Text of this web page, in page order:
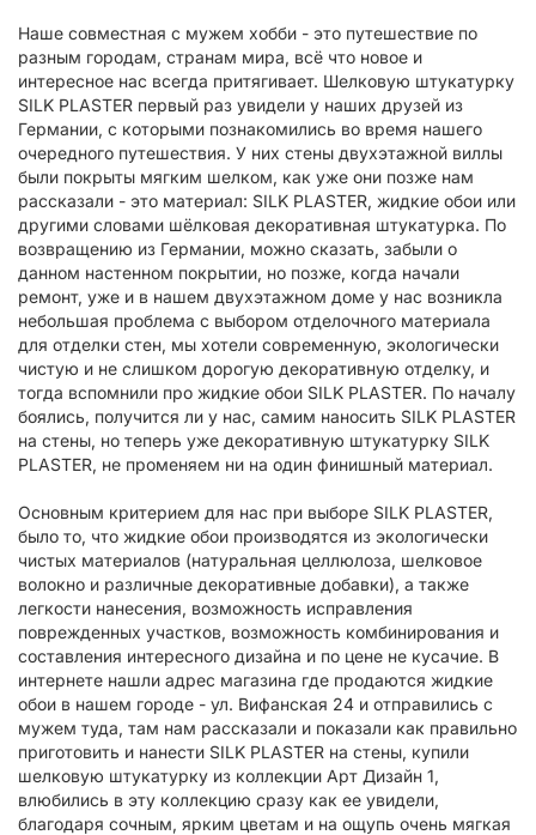
Наше совместная с мужем хобби - это путешествие по
разным городам, странам мира, всё что новое и
интересное нас всегда притягивает. Шелковую штукатурку
SILK PLASTER первый раз увидели у наших друзей из
Германии, с которыми познакомились во время нашего
очередного путешествия. У них стены двухэтажной виллы
были покрыты мягким шелком, как уже они позже нам
рассказали - это материал: SILK PLASTER, жидкие обои или
другими словами шёлковая декоративная штукатурка. По
возвращению из Германии, можно сказать, забыли о
данном настенном покрытии, но позже, когда начали
ремонт, уже и в нашем двухэтажном доме у нас возникла
небольшая проблема с выбором отделочного материала
для отделки стен, мы хотели современную, экологически
чистую и не слишком дорогую декоративную отделку, и
тогда вспомнили про жидкие обои SILK PLASTER. По началу
боялись, получится ли у нас, самим наносить SILK PLASTER
на стены, но теперь уже декоративную штукатурку SILK
PLASTER, не променяем ни на один финишный материал.
Основным критерием для нас при выборе SILK PLASTER,
было то, что жидкие обои производятся из экологически
чистых материалов (натуральная целлюлоза, шелковое
волокно и различные декоративные добавки), а также
легкости нанесения, возможность исправления
поврежденных участков, возможность комбинирования и
составления интересного дизайна и по цене не кусачие. В
интернете нашли адрес магазина где продаются жидкие
обои в нашем городе - ул. Вифанская 24 и отправились с
мужем туда, там нам рассказали и показали как правильно
приготовить и нанести SILK PLASTER на стены, купили
шелковую штукатурку из коллекции Арт Дизайн 1,
влюбились в эту коллекцию сразу как ее увидели,
благодаря сочным, ярким цветам и на ощупь очень мягкая